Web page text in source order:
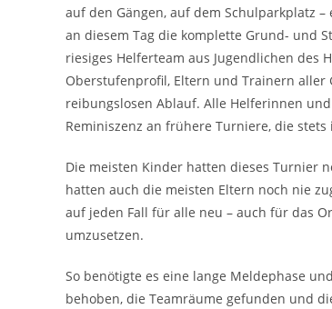
auf den Gängen, auf dem Schulparkplatz
an diesem Tag die komplette Grund- und
riesiges Helferteam aus Jugendlichen des
Oberstufenprofil, Eltern und Trainern aller
reibungslosen Ablauf. Alle Helferinnen
Reminiszenz an frühere Turniere, die
Die meisten Kinder hatten dieses Turnier
hatten auch die meisten Eltern noch nie
auf jeden Fall für alle neu – auch für das
umzusetzen.
So benötigte es eine lange Meldephase
behoben, die Teamräume gefunden und